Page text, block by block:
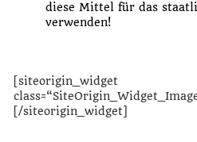
diese Mittel für das
verwenden!
[siteorigin_widget
[/siteorigin_widget]